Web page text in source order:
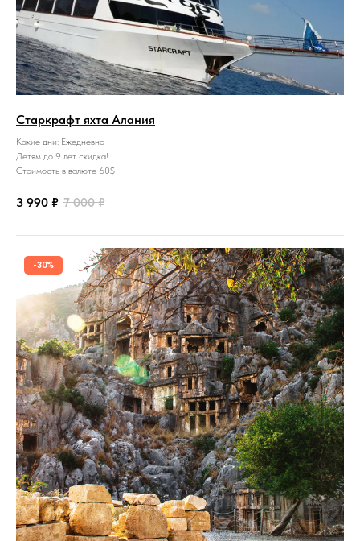
Старкрафт яхта Алания
Какие дни: Ежедневно
Детям до 9 лет скидка!
Стоимость в валюте 60$
3 990 ₽ 7 000 ₽
-30%